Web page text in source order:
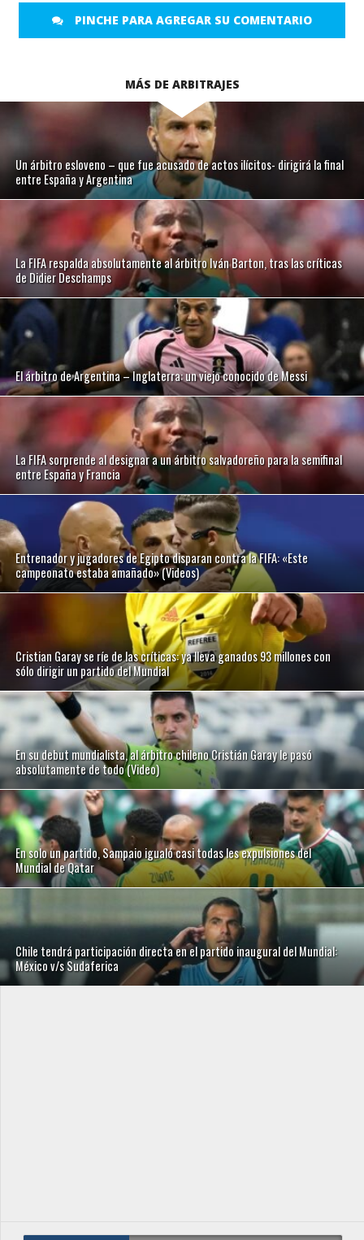
PINCHE PARA AGREGAR SU COMENTARIO
MÁS DE ARBITRAJES
Un árbitro esloveno – que fue acusado de actos ilícitos- dirigirá la final
entre España y Argentina
La FIFA respalda absolutamente al árbitro Iván Barton, tras las críticas
de Didier Deschamps
El árbitro de Argentina – Inglaterra: un viejo conocido de Messi
La FIFA sorprende al designar a un árbitro salvadoreño para la semifinal
entre España y Francia
Entrenador y jugadores de Egipto disparan contra la FIFA: «Este
campeonato estaba amañado» (Videos)
Cristian Garay se ríe de las críticas: ya lleva ganados 93 millones con
sólo dirigir un partido del Mundial
En su debut mundialista, al árbitro chileno Cristián Garay le pasó
absolutamente de todo (Video)
En solo un partido, Sampaio igualó casi todas les expulsiones del
Mundial de Qatar
Chile tendrá participación directa en el partido inaugural del Mundial:
México v/s Sudaferica